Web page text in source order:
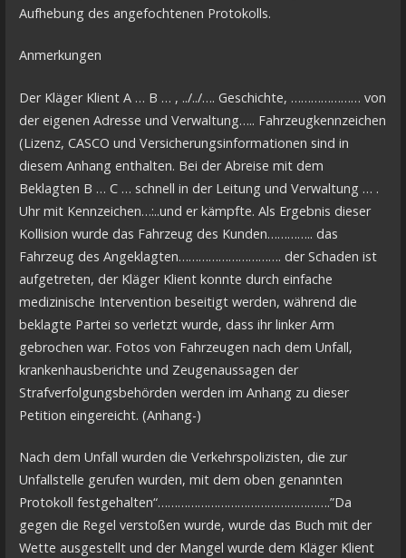
Aufhebung des angefochtenen Protokolls.
Anmerkungen
Der Kläger Klient A … B … , ../../…. Geschichte, ………………… von
der eigenen Adresse und Verwaltung….. Fahrzeugkennzeichen
(Lizenz, CASCO und Versicherungsinformationen sind in
diesem Anhang enthalten. Bei der Abreise mit dem
Beklagten B … C … schnell in der Leitung und Verwaltung … .
Uhr mit Kennzeichen…:..und er kämpfte. Als Ergebnis dieser
Kollision wurde das Fahrzeug des Kunden………….. das
Fahrzeug des Angeklagten…………………………. der Schaden ist
aufgetreten, der Kläger Klient konnte durch einfache
medizinische Intervention beseitigt werden, während die
beklagte Partei so verletzt wurde, dass ihr linker Arm
gebrochen war. Fotos von Fahrzeugen nach dem Unfall,
krankenhausberichte und Zeugenaussagen der
Strafverfolgungsbehörden werden im Anhang zu dieser
Petition eingereicht. (Anhang-)
Nach dem Unfall wurden die Verkehrspolizisten, die zur
Unfallstelle gerufen wurden, mit dem oben genannten
Protokoll festgehalten“…………………………………………….”Da
gegen die Regel verstoßen wurde, wurde das Buch mit der
Wette ausgestellt und der Mangel wurde dem Kläger Klient